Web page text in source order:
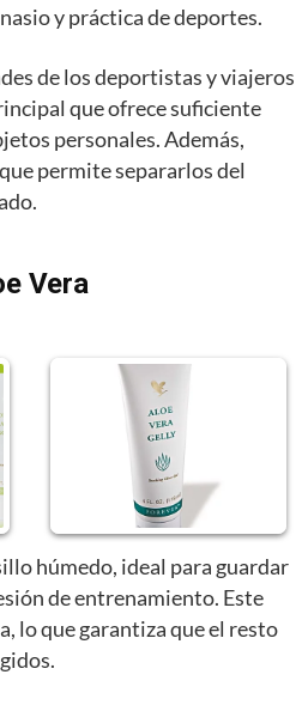
y práctica de deportes.
de los deportistas y viajeros
que ofrece suficiente
personales. Además,
permite separarlos del
Vera
húmedo, ideal para guardar
de entrenamiento. Este
lo que garantiza que el resto